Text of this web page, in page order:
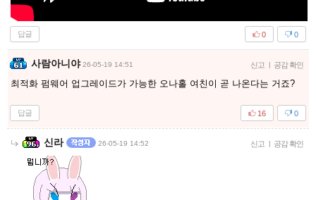
답글 0
0
사람아니야 26-05-19 14:51 신고 | 공감 확인
최적화 펌웨어 업그레이드가 가능한 오나홀 여친이 곧 나온다는 거죠?
답글 0
16
신라 26-05-19 14:52 신고 | 공감 확인